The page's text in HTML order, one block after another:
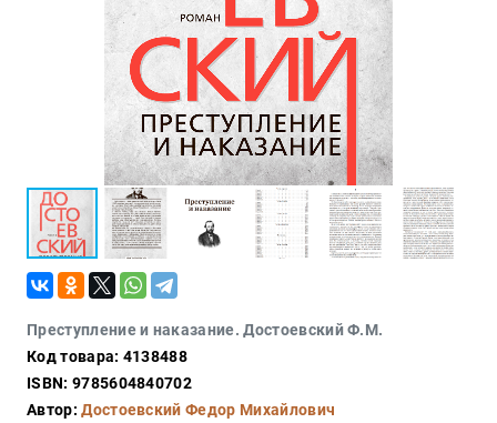
Преступление и наказание. Достоевский Ф.М.
Код товара: 4138488
ISBN: 9785604840702
Автор:Достоевский Федор Михайлович
Философия
история
Конспирология
Политика
Религия
Туризм
Разное
гастрономия,
кулинария